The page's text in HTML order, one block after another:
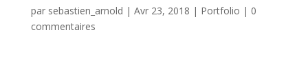
par sebastien_arnold | Avr 23, 2018 | Portfolio | 0
commentaires